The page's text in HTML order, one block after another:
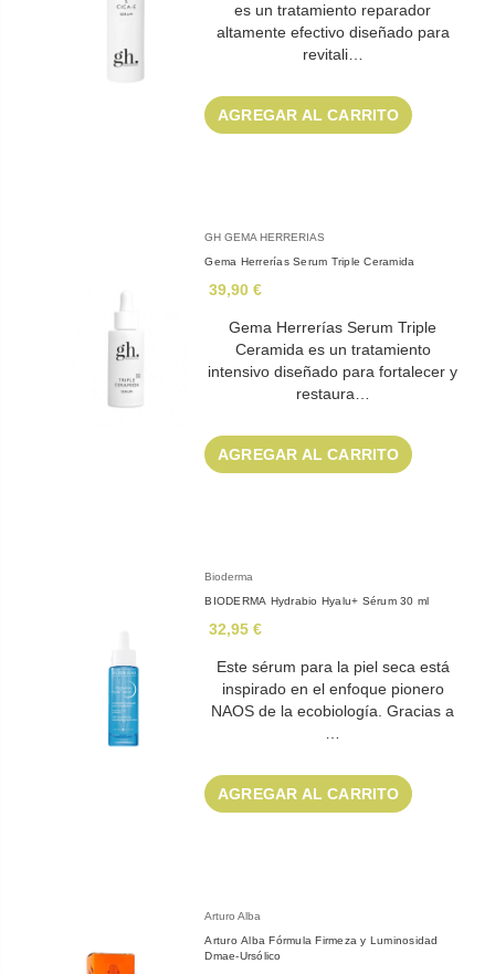
es un tratamiento reparador
altamente efectivo diseñado para
revitali…
AGREGAR AL CARRITO
GH GEMA HERRERIAS
Gema Herrerías Serum Triple Ceramida
39,90 €
Gema Herrerías Serum Triple
Ceramida es un tratamiento
intensivo diseñado para fortalecer y
restaura…
AGREGAR AL CARRITO
Bioderma
BIODERMA Hydrabio Hyalu+ Sérum 30 ml
32,95 €
Este sérum para la piel seca está
inspirado en el enfoque pionero
NAOS de la ecobiología. Gracias a
AGREGAR AL CARRITO
Arturo Alba
Arturo Alba Fórmula Firmeza y Luminosidad
Dmae-Ursólico